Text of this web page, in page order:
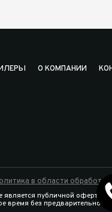
О КОМПАНИИ
в области
публичной
время без предварительного